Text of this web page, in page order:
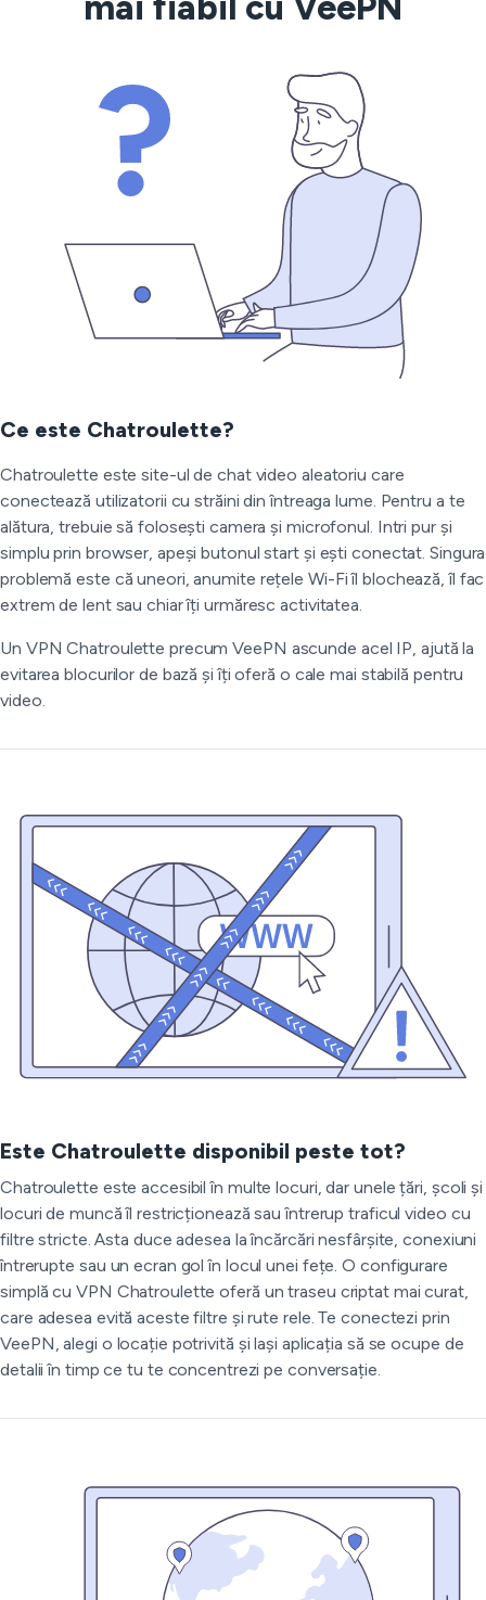
Ce este Chatroulette?
Chatroulette este site-ul de chat video aleatoriu care
conectează utilizatorii cu străini din întreaga lume. Pentru a te
alătura, trebuie să folosești camera și microfonul. Intri pur și
simplu prin browser, apeși butonul start și ești conectat. Singura
problemă este că uneori, anumite rețele Wi-Fi îl blochează, îl fac
extrem de lent sau chiar îți urmăresc activitatea.
Un VPN Chatroulette precum VeePN ascunde acel IP, ajută la
evitarea blocurilor de bază și îți oferă o cale mai stabilă pentru
video.
Este Chatroulette disponibil peste tot?
Chatroulette este accesibil în multe locuri, dar unele țări, școli și
locuri de muncă îl restricționează sau întrerup traficul video cu
filtre stricte. Asta duce adesea la încărcări nesfârșite, conexiuni
întrerupte sau un ecran gol în locul unei fețe. O configurare
simplă cu VPN Chatroulette oferă un traseu criptat mai curat,
care adesea evită aceste filtre și rute rele. Te conectezi prin
VeePN, alegi o locație potrivită și lași aplicația să se ocupe de
detalii în timp ce tu te concentrezi pe conversație.